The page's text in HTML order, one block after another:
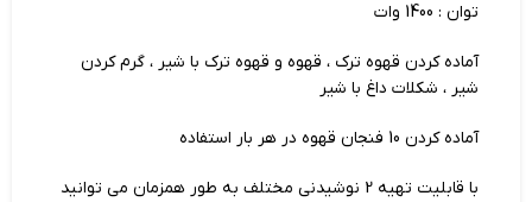
توان : 1400 وات
آماده کردن قهوه ترک ، قهوه و قهوه ترک با شیر ، گرم کردن
شیر ، شکلات داغ با شیر
آماده کردن 10 فنجان قهوه در هر بار استفاده
با قابلیت تهیه 2 نوشیدنی مختلف به طور همزمان می توانید